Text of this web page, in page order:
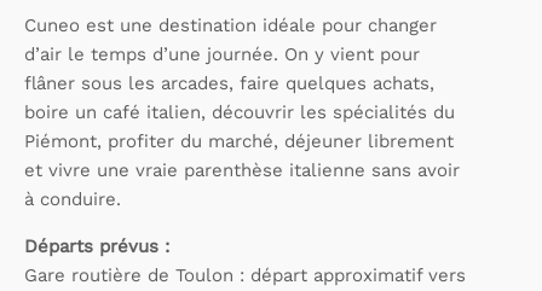
Cuneo est une destination idéale pour changer
d’air le temps d’une journée. On y vient pour
flâner sous les arcades, faire quelques achats,
boire un café italien, découvrir les spécialités du
Piémont, profiter du marché, déjeuner librement
et vivre une vraie parenthèse italienne sans avoir
à conduire.
Départs prévus :
Gare routière de Toulon : départ approximatif vers